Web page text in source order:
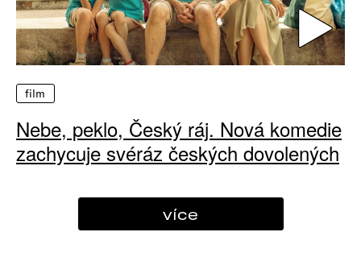
film
Nebe, peklo, Český ráj. Nová komedie
zachycuje svéráz českých dovolených
více